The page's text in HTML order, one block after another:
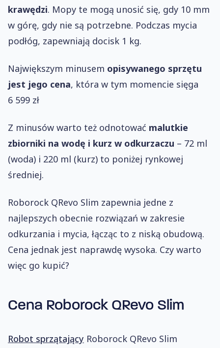
krawędzi. Mopy te mogą unosić się, gdy 10 mm
w górę, gdy nie są potrzebne. Podczas mycia
podłóg, zapewniają docisk 1 kg.
Największym minusem opisywanego sprzętu
jest jego cena, która w tym momencie sięga
6 599 zł
Z minusów warto też odnotować malutkie
zbiorniki na wodę i kurz w odkurzaczu – 72 ml
(woda) i 220 ml (kurz) to poniżej rynkowej
średniej.
Roborock QRevo Slim zapewnia jedne z
najlepszych obecnie rozwiązań w zakresie
odkurzania i mycia, łącząc to z niską obudową.
Cena jednak jest naprawdę wysoka. Czy warto
więc go kupić?
Cena Roborock QRevo Slim
Robot sprzątający Roborock QRevo Slim